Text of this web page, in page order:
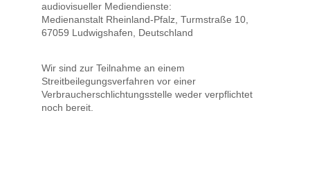
audiovisueller Mediendienste:
Medienanstalt Rheinland-Pfalz, Turmstraße 10,
67059 Ludwigshafen, Deutschland
Wir sind zur Teilnahme an einem
Streitbeilegungsverfahren vor einer
Verbraucherschlichtungsstelle weder verpflichtet
noch bereit.